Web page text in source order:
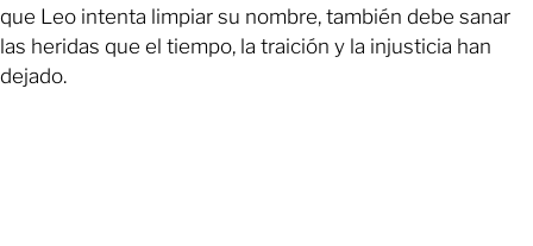
que Leo intenta limpiar su nombre, también debe sanar
las heridas que el tiempo, la traición y la injusticia han
dejado.